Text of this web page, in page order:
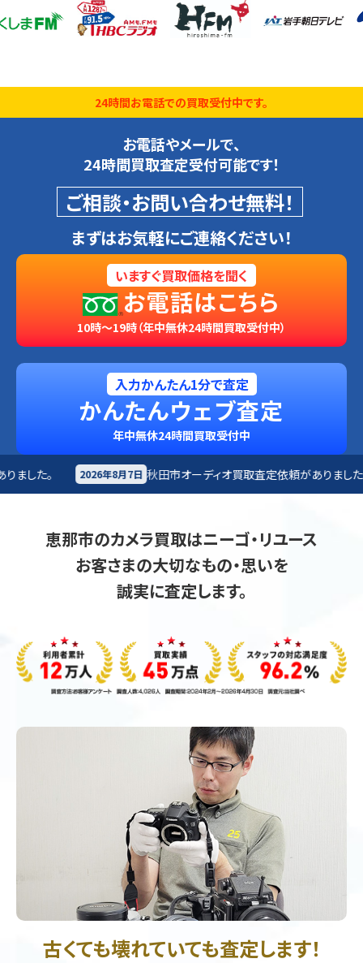
24時間お電話での買取受付中です。
お電話やメールで、
24時間買取査定受付可能です！
ご相談・お問い合わせ無料！
まずはお気軽にご連絡ください！
いますぐ買取価格を聞く
お電話はこちら
10時～19時（年中無休24時間買取受付中）
入力かんたん1分で査定
かんたんウェブ査定
年中無休24時間買取受付中
秋田市オーディオ買取査定依頼がありました。 2026年8月7日 富士
恵那市のカメラ買取はニーゴ・リユース
お客さまの大切なもの・思いを
誠実に査定します。
古くても壊れていても査定します！